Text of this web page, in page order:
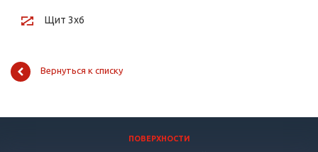
Щит 3х6
Вернуться к списку
ПОВЕРХНОСТИ